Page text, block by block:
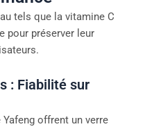
tels que la vitamine C
pour préserver leur
: Fiabilité sur
offrent un verre